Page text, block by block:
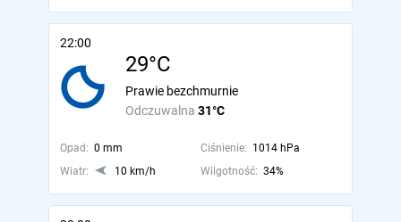
22:00
29°C
Odczuwalna 31°C
Prawie bezchmurnie
Opad: 0 mm Ciśnienie: 1014 hPa
Wiatr:
10 km/h Wilgotność: 34%